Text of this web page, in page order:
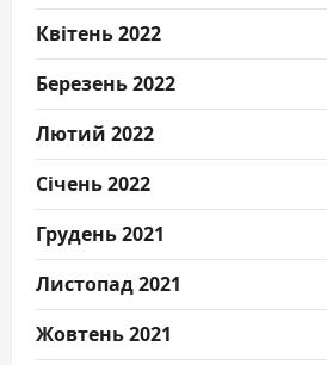
Квітень 2022
Березень 2022
Лютий 2022
Січень 2022
Грудень 2021
Листопад 2021
Жовтень 2021